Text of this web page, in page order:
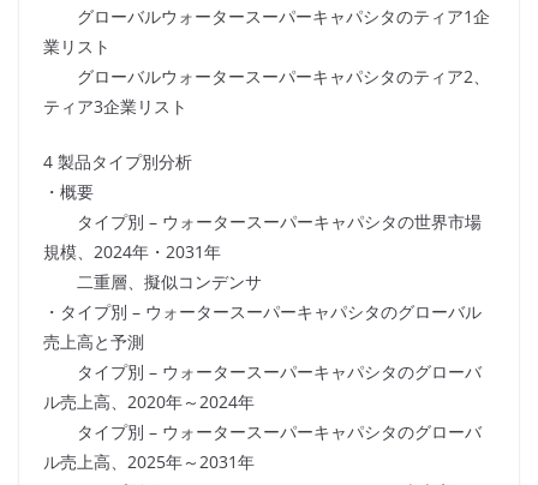
グローバルウォータースーパーキャパシタのティア1企
業リスト
グローバルウォータースーパーキャパシタのティア2、
ティア3企業リスト
4 製品タイプ別分析
・概要
タイプ別 – ウォータースーパーキャパシタの世界市場
規模、2024年・2031年
二重層、擬似コンデンサ
・タイプ別 – ウォータースーパーキャパシタのグローバル
売上高と予測
タイプ別 – ウォータースーパーキャパシタのグローバ
ル売上高、2020年～2024年
タイプ別 – ウォータースーパーキャパシタのグローバ
ル売上高、2025年～2031年